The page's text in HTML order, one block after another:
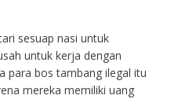
sesuap nasi untuk
untuk kerja dengan
para bos tambang ilegal itu
mereka memiliki uang